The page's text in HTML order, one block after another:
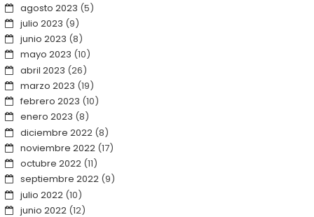
agosto 2023 (5)
julio 2023 (9)
junio 2023 (8)
mayo 2023 (10)
abril 2023 (26)
marzo 2023 (19)
febrero 2023 (10)
enero 2023 (8)
diciembre 2022(8)
noviembre 2022(17)
octubre 2022(11)
septiembre 2022(9)
julio 2022(10)
junio 2022(12)